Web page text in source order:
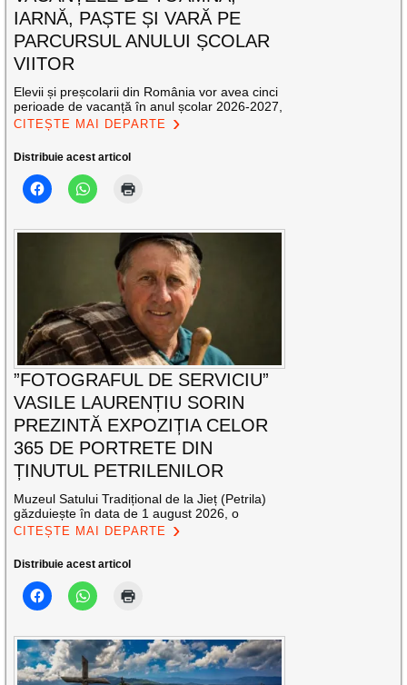
IARNĂ, PAȘTE ȘI VARĂ PE
PARCURSUL ANULUI ȘCOLAR
VIITOR
Elevii și preșcolarii din România vor avea cinci
perioade de vacanță în anul școlar 2026-2027,
CITEȘTE MAI DEPARTE
Distribuie acest articol
”FOTOGRAFUL DE SERVICIU”
VASILE LAURENȚIU SORIN
PREZINTĂ EXPOZIȚIA CELOR
365 DE PORTRETE DIN
ȚINUTUL PETRILENILOR
Muzeul Satului Tradițional de la Jieț (Petrila)
găzduiește în data de 1 august 2026, o
CITEȘTE MAI DEPARTE
Distribuie acest articol